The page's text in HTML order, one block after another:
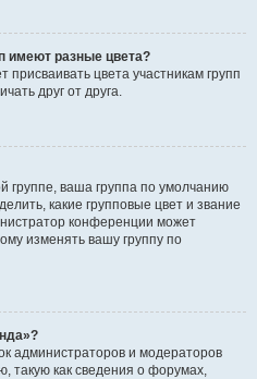
имеют разные цвета?
цвета участникам групп
друг от друга.
группе, ваша группа по умолчанию
какие групповые цвет и звание
конференции может
изменять вашу группу по
администраторов и модераторов
такую как сведения о форумах,